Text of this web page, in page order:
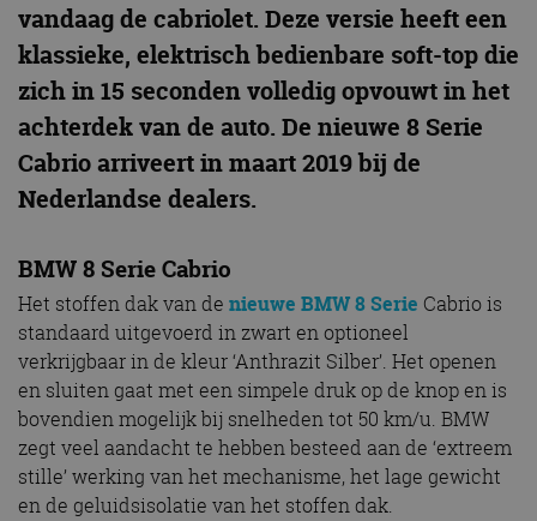
vandaag de cabriolet. Deze versie heeft een
klassieke, elektrisch bedienbare soft-top die
zich in 15 seconden volledig opvouwt in het
achterdek van de auto. De nieuwe 8 Serie
Cabrio arriveert in maart 2019 bij de
Nederlandse dealers.
BMW 8 Serie Cabrio
Het stoffen dak van de nieuwe BMW 8 Serie Cabrio is
standaard uitgevoerd in zwart en optioneel
verkrijgbaar in de kleur ‘Anthrazit Silber’. Het openen
en sluiten gaat met een simpele druk op de knop en is
bovendien mogelijk bij snelheden tot 50 km/u. BMW
zegt veel aandacht te hebben besteed aan de ‘extreem
stille’ werking van het mechanisme, het lage gewicht
en de geluidsisolatie van het stoffen dak.